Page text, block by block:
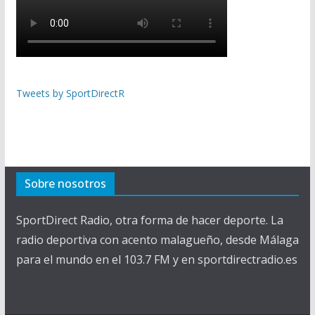
Tweets by SportDirectR
Sobre nosotros
SportDirect Radio, otra forma de hacer deporte. La
radio deportiva con acento malagueño, desde Málaga
para el mundo en el 103.7 FM y en sportdirectradio.es